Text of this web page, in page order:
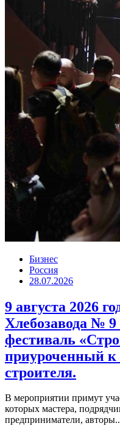
Бизнес
Россия
28.07.2026
9 августа 2026
Хлебозавода №
фестиваль
приуроченный
строителя.
В мероприятии примут
которых мастера,
предприниматели,